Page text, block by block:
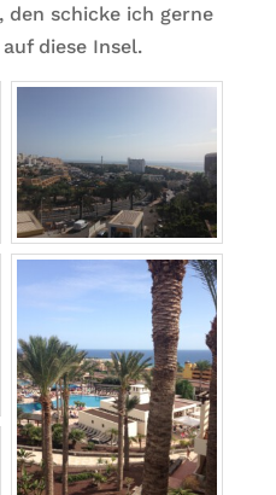
den schicke ich gerne
diese Insel.